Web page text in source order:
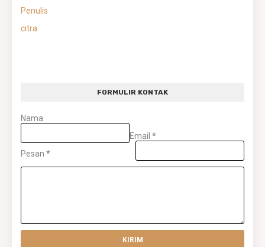
Penulis
citra
FORMULIR KONTAK
Nama
Email *
Pesan *